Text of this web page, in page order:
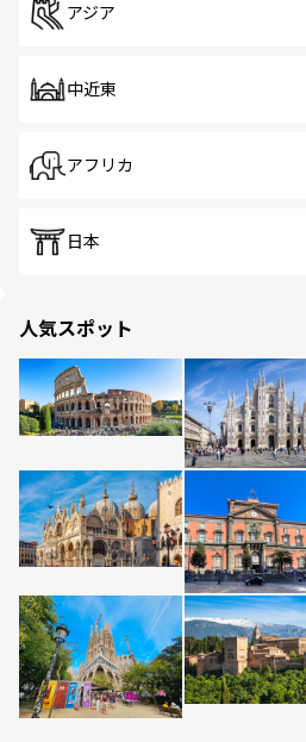
アジア
中近東
アフリカ
日本
人気スポット